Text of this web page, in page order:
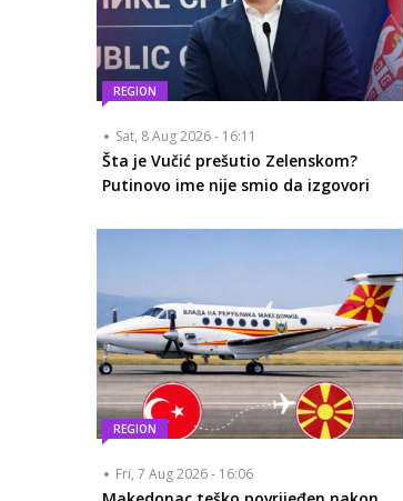
REGION
Sat, 8 Aug 2026 - 16:11
Šta je Vučić prešutio Zelenskom?
Putinovo ime nije smio da izgovori
REGION
Fri, 7 Aug 2026 - 16:06